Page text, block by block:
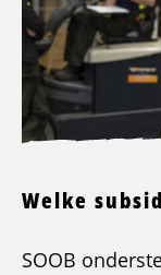
Welke
SOOB